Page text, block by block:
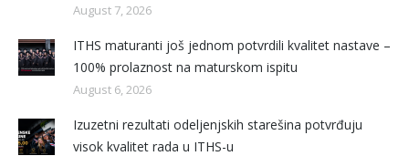
August 7, 2026
ITHS maturanti još jednom potvrdili kvalitet nastave –
100% prolaznost na maturskom ispitu
August 6, 2026
Izuzetni rezultati odeljenjskih starešina potvrđuju
visok kvalitet rada u ITHS-u